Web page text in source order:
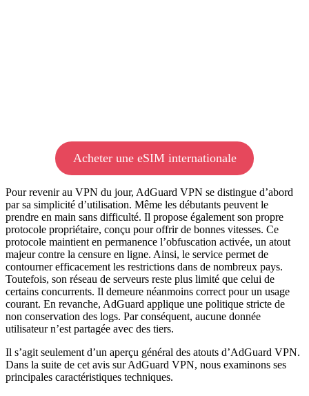
Acheter une eSIM internationale
Pour revenir au VPN du jour, AdGuard VPN se distingue d’abord
par sa simplicité d’utilisation. Même les débutants peuvent le
prendre en main sans difficulté. Il propose également son propre
protocole propriétaire, conçu pour offrir de bonnes vitesses. Ce
protocole maintient en permanence l’obfuscation activée, un atout
majeur contre la censure en ligne. Ainsi, le service permet de
contourner efficacement les restrictions dans de nombreux pays.
Toutefois, son réseau de serveurs reste plus limité que celui de
certains concurrents. Il demeure néanmoins correct pour un usage
courant. En revanche, AdGuard applique une politique stricte de
non conservation des logs. Par conséquent, aucune donnée
utilisateur n’est partagée avec des tiers.
Il s’agit seulement d’un aperçu général des atouts d’AdGuard VPN.
Dans la suite de cet avis sur AdGuard VPN, nous examinons ses
principales caractéristiques techniques.